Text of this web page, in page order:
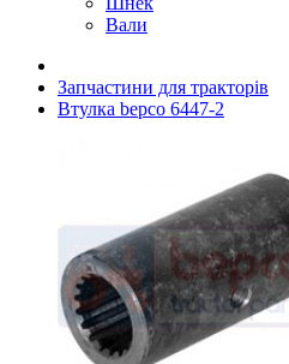
Вали
Запчастини для тракторів
Втулка bepco 6447-2